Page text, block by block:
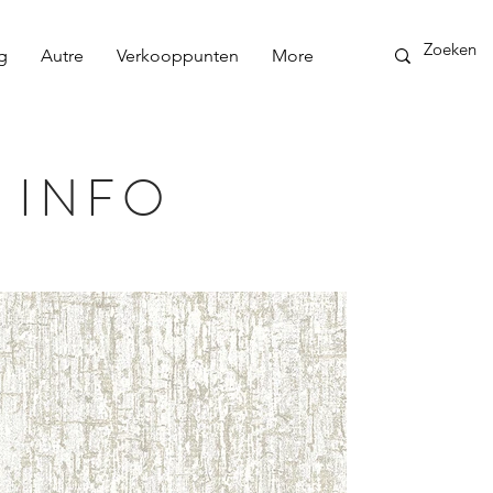
Autre Verkooppunten More
INFO